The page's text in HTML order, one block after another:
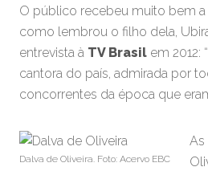
O público recebeu muito bem a
como lembrou o filho dela,
entrevista à TV Brasil em 2012:
cantora do país, admirada por
concorrentes da época que
Dalva de Oliveira. Foto: Acervo EBC
As